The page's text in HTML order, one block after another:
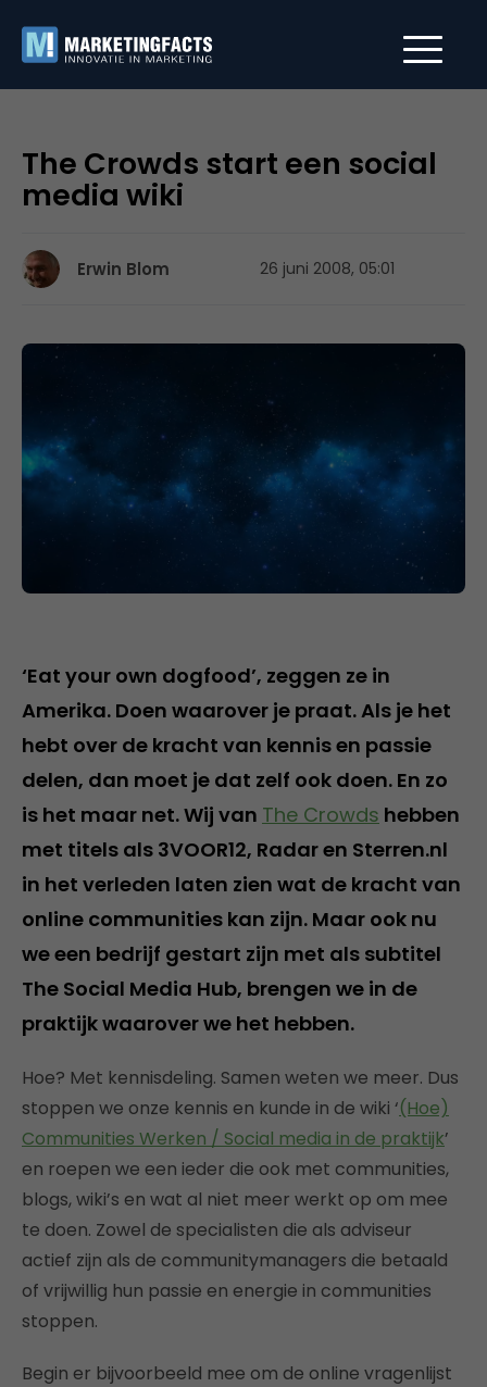
The Crowds start een social
media wiki
Erwin Blom 26 juni 2008, 05:01
‘Eat your own dogfood’, zeggen ze in
Amerika. Doen waarover je praat. Als je het
hebt over de kracht van kennis en passie
delen, dan moet je dat zelf ook doen. En zo
is het maar net. Wij van The Crowds hebben
met titels als 3VOOR12, Radar en Sterren.nl
in het verleden laten zien wat de kracht van
online communities kan zijn. Maar ook nu
we een bedrijf gestart zijn met als subtitel
The Social Media Hub, brengen we in de
praktijk waarover we het hebben.
Hoe? Met kennisdeling. Samen weten we meer. Dus
stoppen we onze kennis en kunde in de wiki ‘(Hoe)
Communities Werken / Social media in de praktijk’
en roepen we een ieder die ook met communities,
blogs, wiki’s en wat al niet meer werkt op om mee
te doen. Zowel de specialisten die als adviseur
actief zijn als de communitymanagers die betaald
of vrijwillig hun passie en energie in communities
stoppen.
Begin er bijvoorbeeld mee om de online vragenlijst